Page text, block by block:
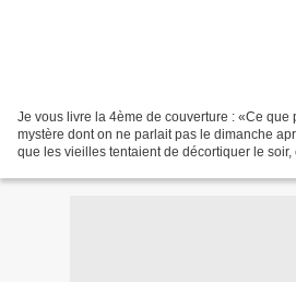
Je vous livre la 4ème de couverture : «Ce que
mystère dont on ne parlait pas le dimanche
que les vieilles tentaient de décortiquer le soir,